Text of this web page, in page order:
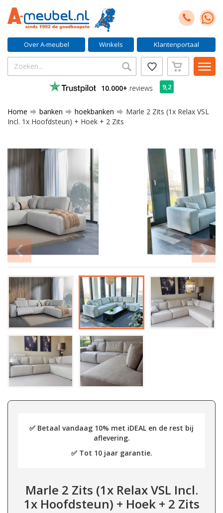
Over A-meubel Winkels Klantenportaal
10.000+ reviews 9,2
Home banken hoekbanken
Marle 2 Zits (1x Relax VSL
Incl. 1x Hoofdsteun) + Hoek + 2 Zits
✅ Betaal vandaag 10% met iDEAL en de rest bij
aflevering.
✅ Tot 10 jaar garantie.
Marle 2 Zits (1x Relax VSL Incl.
1x Hoofdsteun) + Hoek + 2 Zits